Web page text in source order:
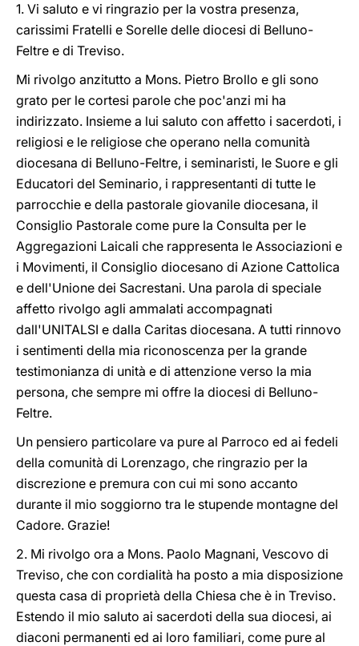
1. Vi saluto e vi ringrazio per la vostra presenza,
carissimi Fratelli e Sorelle delle diocesi di Belluno-
Feltre e di Treviso.
Mi rivolgo anzitutto a Mons. Pietro Brollo e gli sono
grato per le cortesi parole che poc'anzi mi ha
indirizzato. Insieme a lui saluto con affetto i sacerdoti, i
religiosi e le religiose che operano nella comunità
diocesana di Belluno-Feltre, i seminaristi, le Suore e gli
Educatori del Seminario, i rappresentanti di tutte le
parrocchie e della pastorale giovanile diocesana, il
Consiglio Pastorale come pure la Consulta per le
Aggregazioni Laicali che rappresenta le Associazioni e
i Movimenti, il Consiglio diocesano di Azione Cattolica
e dell'Unione dei Sacrestani. Una parola di speciale
affetto rivolgo agli ammalati accompagnati
dall'UNITALSI e dalla Caritas diocesana. A tutti rinnovo
i sentimenti della mia riconoscenza per la grande
testimonianza di unità e di attenzione verso la mia
persona, che sempre mi offre la diocesi di Belluno-
Feltre.
Un pensiero particolare va pure al Parroco ed ai fedeli
della comunità di Lorenzago, che ringrazio per la
discrezione e premura con cui mi sono accanto
durante il mio soggiorno tra le stupende montagne del
Cadore. Grazie!
2. Mi rivolgo ora a Mons. Paolo Magnani, Vescovo di
Treviso, che con cordialità ha posto a mia disposizione
questa casa di proprietà della Chiesa che è in Treviso.
Estendo il mio saluto ai sacerdoti della sua diocesi, ai
diaconi permanenti ed ai loro familiari, come pure al